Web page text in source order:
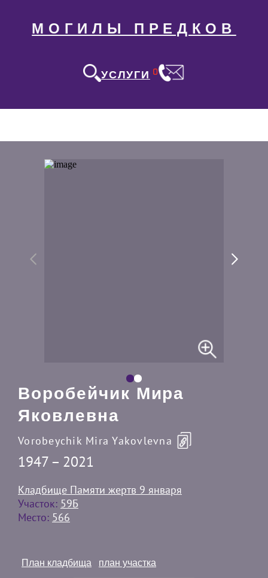
МОГИЛЫ ПРЕДКОВ
УСЛУГИ 0
Воробейчик Мира
Яковлевна
Vorobeychik Mira Yakovlevna
1947 – 2021
Кладбище Памяти жертв 9 января
Участок: 59Б
Место: 566
План кладбища план участка